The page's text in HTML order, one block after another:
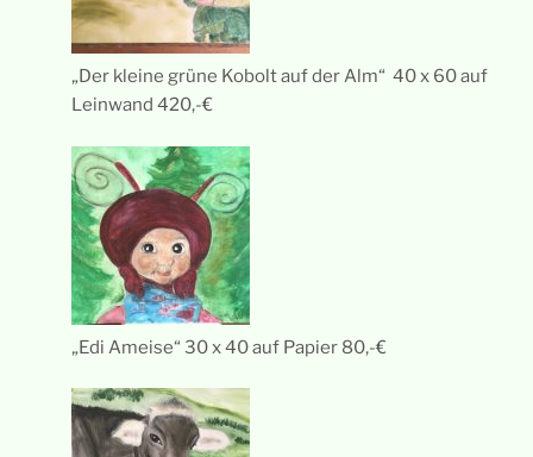
„Der kleine grüne Kobolt auf der Alm“ 40 x 60 auf
Leinwand 420,-€
„Edi Ameise“ 30 x 40 auf Papier 80,-€